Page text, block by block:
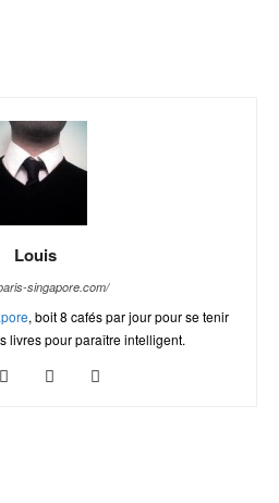
Louis
singapore.com/
, boit 8 cafés par jour pour se tenir
livres pour paraître intelligent.